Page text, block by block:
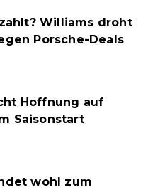
Williams droht
Porsche-Deals
Hoffnung auf
Saisonstart
wohl zum